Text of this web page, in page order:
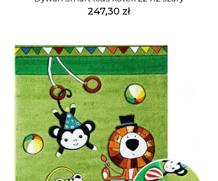
247,30 zł